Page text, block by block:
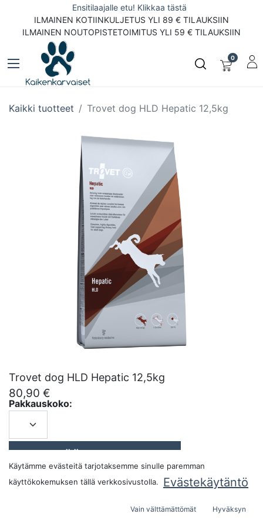
Ensitilaajalle etu! Klikkaa tästä
ILMAINEN KOTIINKULJETUS YLI 89 € TILAUKSIIN
ILMAINEN NOUTOPISTETOIMITUS YLI 59 € TILAUKSIIN
0
Kaikki tuotteet Trovet dog HLD Hepatic 12,5kg
Trovet dog HLD Hepatic 12,5kg
80,90 €
Pakkauskoko:
Käytämme evästeitä tarjotaksemme sinulle paremman
käyttökokemuksen tällä verkkosivustolla.
Evästekäytäntö
Vain välttämättömät Hyväksyn